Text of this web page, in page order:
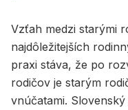
Vzťah medzi starými
najdôležitejších
praxi stáva, že po
rodičov je starým
vnúčatami.